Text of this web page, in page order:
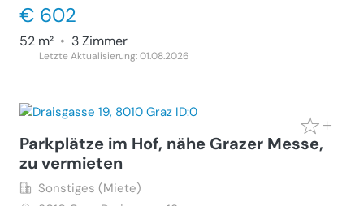
€ 602
52 m² • 3 Zimmer
Letzte Aktualisierung: 01.08.2026
Parkplätze im Hof, nähe Grazer Messe,
zu vermieten
Sonstiges (Miete)